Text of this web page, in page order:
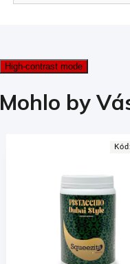
High-contrast mode
Mohlo by